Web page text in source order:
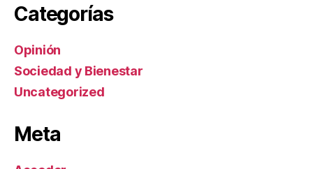
Categorías
Opinión
Sociedad y Bienestar
Uncategorized
Meta